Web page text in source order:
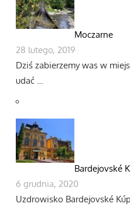
Moczarne
28 lutego, 2019
Dziś zabierzemy was w
udać …
Bardejovské
6 grudnia, 2020
Uzdrowisko Bardejovské